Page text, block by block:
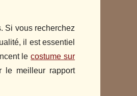
Si vous recherchez
il est essentiel
lecostume sur
le meilleur rapport